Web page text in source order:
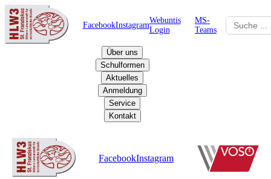
FacebookInstagram
Webuntis
Login
MS-
Teams
Über uns
Schulformen
Aktuelles
Anmeldung
Service
Kontakt
FacebookInstagram